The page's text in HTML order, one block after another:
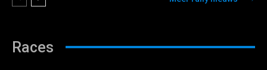
Races